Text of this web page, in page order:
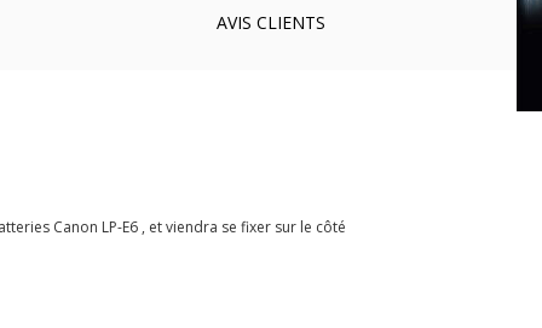
AVIS CLIENTS
Canon LP-E6 , et viendra se fixer sur le côté